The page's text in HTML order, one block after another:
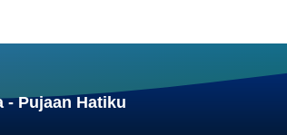
- Pujaan Hatiku